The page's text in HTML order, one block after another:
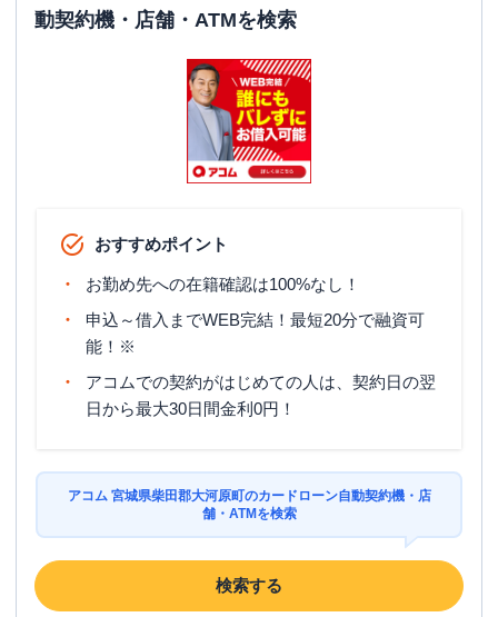
動契約機・店舗・ATMを検索
おすすめポイント
お勤め先への在籍確認は100%なし！
申込～借入までWEB完結！最短20分で融資可
能！※
アコムでの契約がはじめての人は、契約日の翌
日から最大30日間金利0円！
アコム 宮城県柴田郡大河原町のカードローン自動契約機・店
舗・ATMを検索
検索する